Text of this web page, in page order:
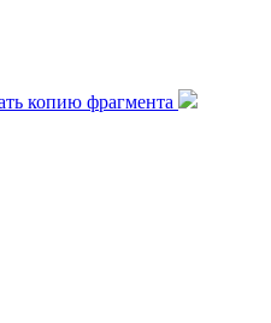
копию фрагмента